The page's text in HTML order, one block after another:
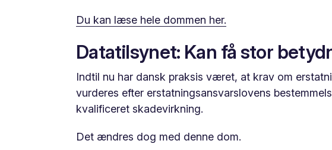
Du kan læse hele dommen her.
Datatilsynet: Kan få stor
Indtil nu har dansk praksis været, at krav om
vurderes efter erstatningsansvarslovens
kvalificeret skadevirkning.
Det ændres dog med denne dom.